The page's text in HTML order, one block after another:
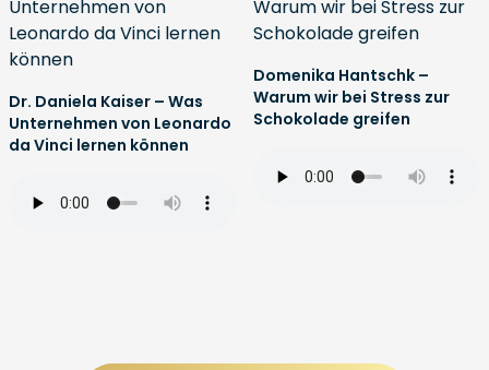
Dr. Daniela Kaiser – Was
Unternehmen von Leonardo
da Vinci lernen können
Domenika Hantschk –
Warum wir bei Stress zur
Schokolade greifen